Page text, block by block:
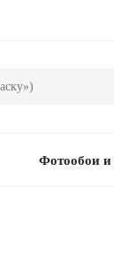
Фотообои и